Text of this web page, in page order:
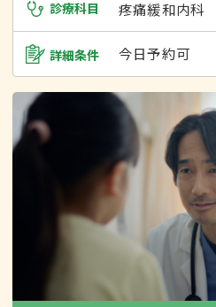
診療科目 疼痛緩和内科
詳細条件 今日予約可